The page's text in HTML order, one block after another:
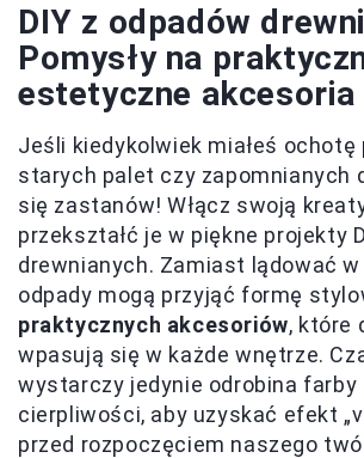
DIY z odpadów
Pomysły na
estetyczne akcesoria
Jeśli kiedykolwiek miałeś ochotę
starych palet czy zapomnianych
się zastanów! Włącz swoją
przekształć je w piękne projekty
drewnianych. Zamiast lądować
odpady mogą przyjąć formę
praktycznych akcesoriów, które
wpasują się w każde wnętrze.
wystarczy jedynie odrobina farby
cierpliwości, aby uzyskać efekt
przed rozpoczęciem naszego